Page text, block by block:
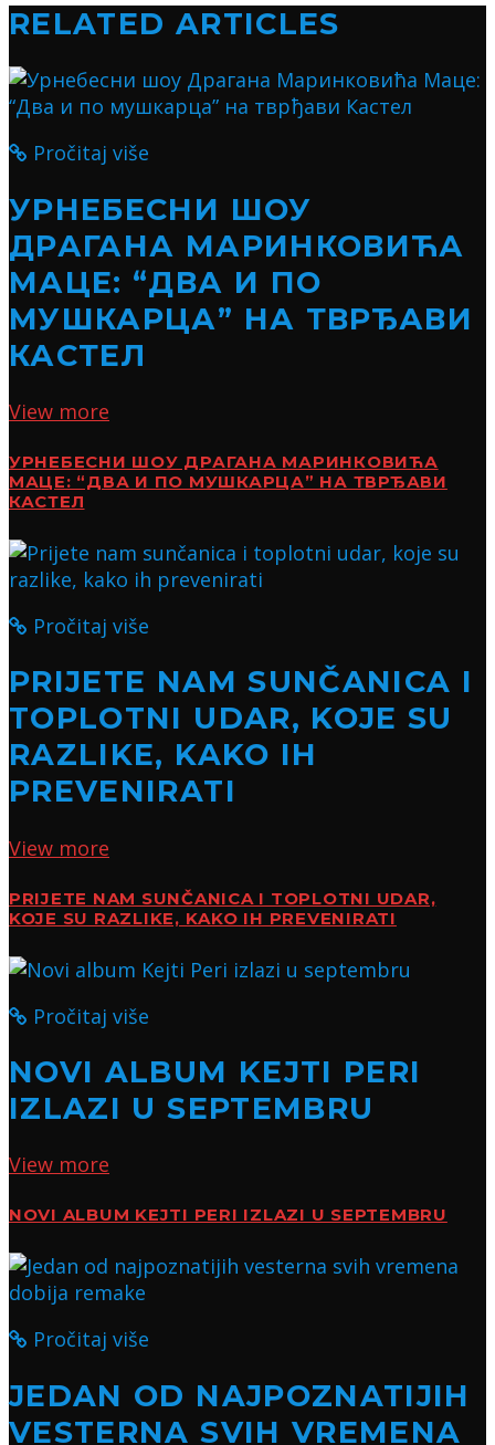
RELATED ARTICLES
Pročitaj više
УРНЕБЕСНИ ШОУ
ДРАГАНА МАРИНКОВИЋА
МАЦЕ: “ДВА И ПО
МУШКАРЦА” НА ТВРЂАВИ
КАСТЕЛ
View more
УРНЕБЕСНИ ШОУ ДРАГАНА МАРИНКОВИЋА
МАЦЕ: “ДВА И ПО МУШКАРЦА” НА ТВРЂАВИ
КАСТЕЛ
Pročitaj više
PRIJETE NAM SUNČANICA I
TOPLOTNI UDAR, KOJE SU
RAZLIKE, KAKO IH
PREVENIRATI
View more
PRIJETE NAM SUNČANICA I TOPLOTNI UDAR,
KOJE SU RAZLIKE, KAKO IH PREVENIRATI
Pročitaj više
NOVI ALBUM KEJTI PERI
IZLAZI U SEPTEMBRU
View more
NOVI ALBUM KEJTI PERI IZLAZI U SEPTEMBRU
Pročitaj više
JEDAN OD NAJPOZNATIJIH
VESTERNA SVIH VREMENA